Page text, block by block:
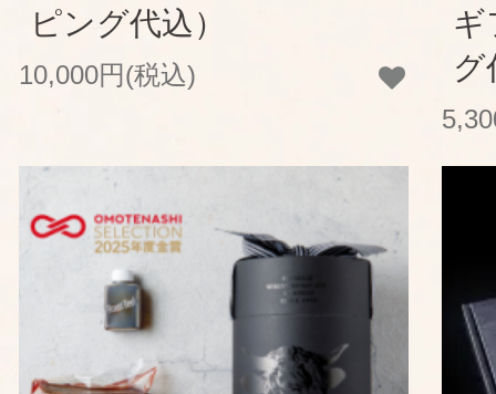
ピング代込）
10,000円(税込)
ギ
グ